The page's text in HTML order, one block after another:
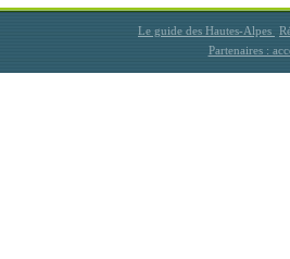
Le guide des Hautes-Alpes
Partenaires :